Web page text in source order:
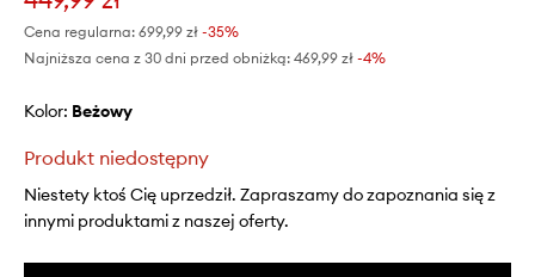
Cena regularna: 699,99 zł -35%
Najniższa cena z 30 dni przed obniżką: 469,99 zł -4%
Kolor: beżowy
Produkt niedostępny
Niestety ktoś Cię uprzedził. Zapraszamy do zapoznania się z
innymi produktami z naszej oferty.